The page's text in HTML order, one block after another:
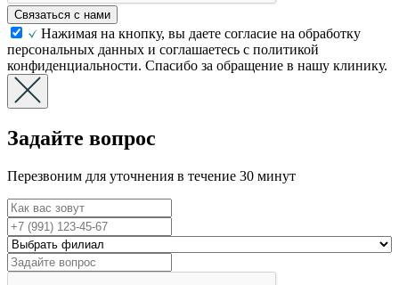
Связаться с нами
Нажимая на кнопку, вы даете согласие на обработку
персональных данных и соглашаетесь с политикой
конфиденциальности. Спасибо за обращение в нашу клинику.
Задайте вопрос
Перезвоним для уточнения в течение 30 минут